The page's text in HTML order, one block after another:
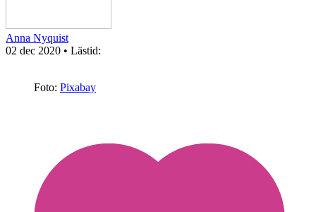
Anna Nyquist
02 dec 2020 • Lästid:
Foto: Pixabay